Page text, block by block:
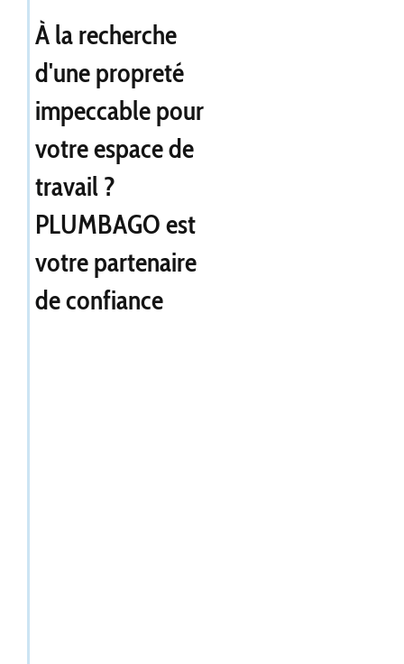
À la recherche
d'une propreté
impeccable pour
votre espace de
travail ?
PLUMBAGO est
votre partenaire
de confiance